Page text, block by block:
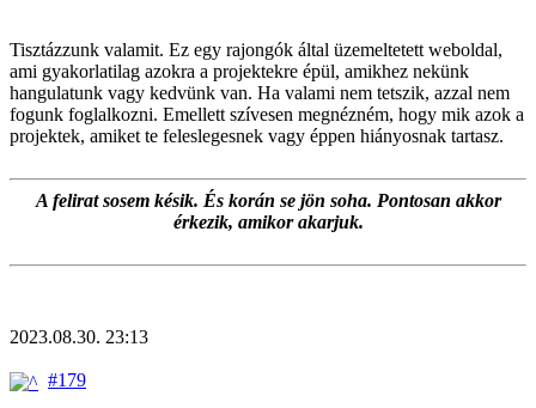
Tisztázzunk valamit. Ez egy rajongók által üzemeltetett weboldal,
ami gyakorlatilag azokra a projektekre épül, amikhez nekünk
hangulatunk vagy kedvünk van. Ha valami nem tetszik, azzal nem
fogunk foglalkozni. Emellett szívesen megnézném, hogy mik azok a
projektek, amiket te feleslegesnek vagy éppen hiányosnak tartasz.
A felirat sosem késik. És korán se jön soha. Pontosan akkor
érkezik, amikor akarjuk.
2023.08.30. 23:13
#179